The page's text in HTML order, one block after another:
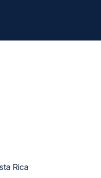
La terminal Costa Rica